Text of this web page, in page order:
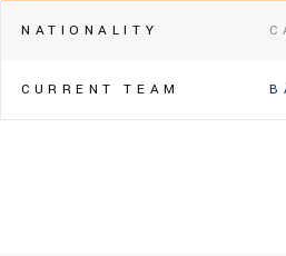
NATIONALITY
CURRENT TEAM